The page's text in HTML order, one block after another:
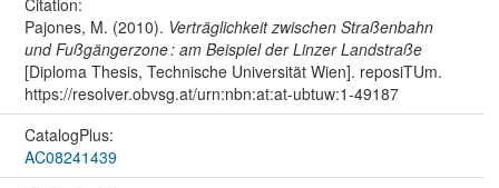
Citation:
Pajones, M. (2010). Verträglichkeit zwischen Straßenbahn
und Fußgängerzone : am Beispiel der Linzer Landstraße
[Diploma Thesis, Technische Universität Wien]. reposiTUm.
https://resolver.obvsg.at/urn:nbn:at:at-ubtuw:1-49187
CatalogPlus:
AC08241439